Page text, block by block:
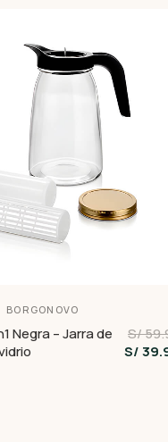
BORGONOVO
Negra – Jarra de
S/
S/